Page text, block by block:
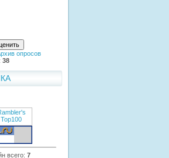
опросов
38
всего: 7